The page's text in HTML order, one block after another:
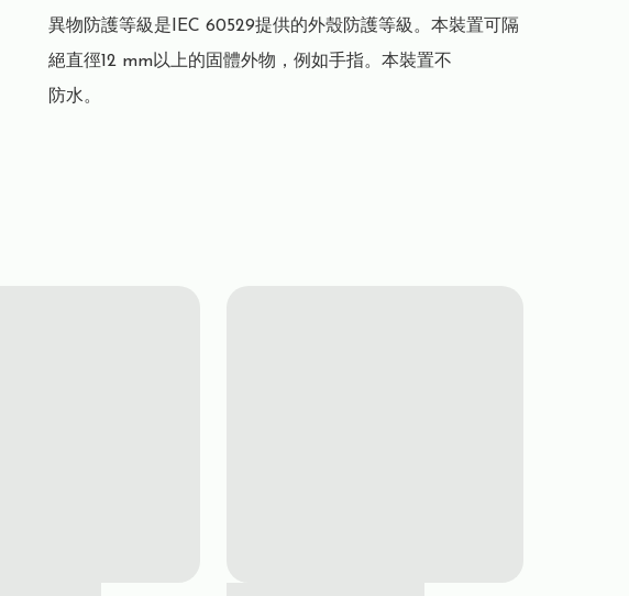
異物防護等級是IEC 60529提供的外殼防護等級。本裝置可隔
絕直徑12 mm以上的固體外物，例如手指。本裝置不